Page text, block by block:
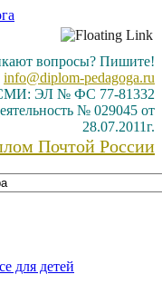
вопросы? Пишите!
info@diplom-pedagoga.ru
СМИ: ЭЛ № ФС 77-81332
№ 029045 от
28.07.2011г.
Почтой России
для детей